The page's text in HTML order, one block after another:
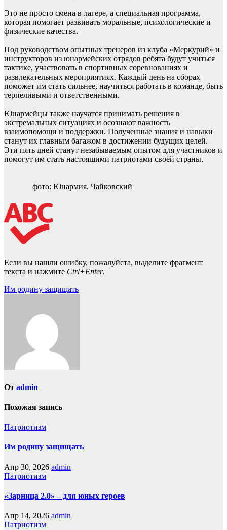
Это не просто смена в лагере, а специальная программа,
которая помогает развивать моральные, психологические и
физические качества.
Под руководством опытных тренеров из клуба «Меркурий» и
инструкторов из юнармейских отрядов ребята будут учиться
тактике, участвовать в спортивных соревнованиях и
развлекательных мероприятиях. Каждый день на сборах
поможет им стать сильнее, научиться работать в команде, быть
терпеливыми и ответственными.
Юнармейцы также научатся принимать решения в
экстремальных ситуациях и осознают важность
взаимопомощи и поддержки. Полученные знания и навыки
станут их главным багажом в достижении будущих целей.
Эти пять дней станут незабываемым опытом для участников и
помогут им стать настоящими патриотами своей страны.
фото: Юнармия. Чайковский
Если вы нашли ошибку, пожалуйста, выделите фрагмент
текста и нажмите Ctrl+Enter.
Навигация
записям
Им родину защищать
От admin
Похожая запись
Патриотизм
Им родину защищать
Апр 30, 2026 admin
Патриотизм
«Зарница 2.0» – для юных героев
Апр 14, 2026 admin
Патриотизм